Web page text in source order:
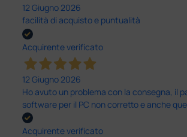
12 Giugno 2026
facilità di acquisto e puntualità
Acquirente verificato
12 Giugno 2026
Ho avuto un problema con la consegna, il
software per il PC non corretto e anche
Acquirente verificato